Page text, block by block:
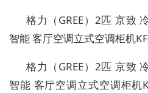
格力（GREE）2匹 京致
智能 客厅空调立式空调柜机
格力（GREE）2匹 京致
智能 客厅空调立式空调柜机